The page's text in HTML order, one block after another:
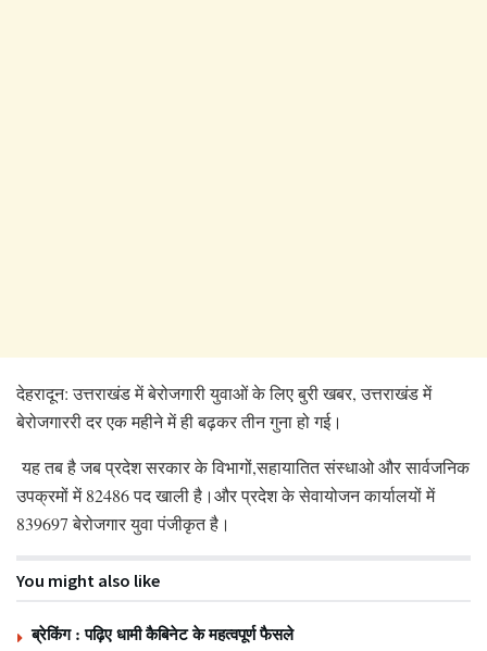
देहरादून: उत्तराखंड में बेरोजगारी युवाओं के लिए बुरी खबर, उत्तराखंड में
बेरोजगाररी दर एक महीने में ही बढ़कर तीन गुना हो गई।
यह तब है जब प्रदेश सरकार के विभागों,सहायातित संस्धाओ और सार्वजनिक
उपक्रमों में 82486 पद खाली है।और प्रदेश के सेवायोजन कार्यालयों में
839697 बेरोजगार युवा पंजीकृत है।
You might also like
ब्रेकिंग : पढ़िए धामी कैबिनेट के महत्वपूर्ण फैसले